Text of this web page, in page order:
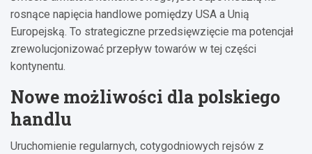
rosnące napięcia handlowe pomiędzy USA a Unią
Europejską. To strategiczne przedsięwzięcie ma potencjał
zrewolucjonizować przepływ towarów w tej części
kontynentu.
Nowe możliwości dla polskiego
handlu
Uruchomienie regularnych, cotygodniowych rejsów z